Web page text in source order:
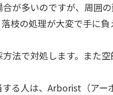
が多いのですが、周囲
枝の処理が大変で手に
法で対処します。また
る人は、Arborist（ア